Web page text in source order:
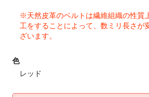
※天然皮革のベルトは繊維組織の性質
工をすることによって、数ミリ長さが
ざいます。
色
レッド